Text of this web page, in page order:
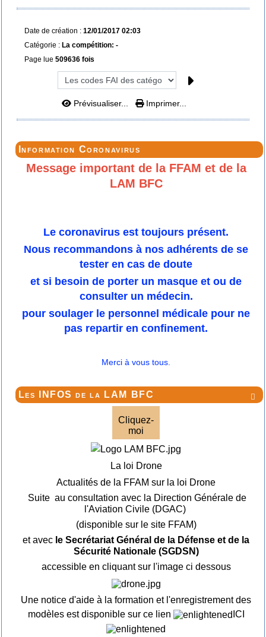
Date de création : 12/01/2017 02:03
Catégorie : La compétition: -
Page lue 509636 fois
Prévisualiser... Imprimer...
Information Coronavirus
Message important de la FFAM et de la
LAM BFC
Le coronavirus est toujours présent.
Nous recommandons à nos adhérents de se
tester en cas de doute
et si besoin de porter un masque et ou de
consulter un médecin.
pour soulager le personnel médicale pour ne
pas repartir en confinement.
Merci à vous tous.

Les INFOS de la LAM BFC
Cliquez-
moi
La loi Drone
Actualités de la FFAM sur la loi Drone
Suite au consultation avec la Direction Générale de
l'Aviation Civile (DGAC)
(disponible sur le site FFAM)
et avec le Secrétariat Général de la Défense et de la
Sécurité Nationale (SGDSN)
accessible en cliquant sur l'image ci dessous
Une notice d'aide à la formation et l'enregistrement des
modèles est disponible sur ce lien
ICI